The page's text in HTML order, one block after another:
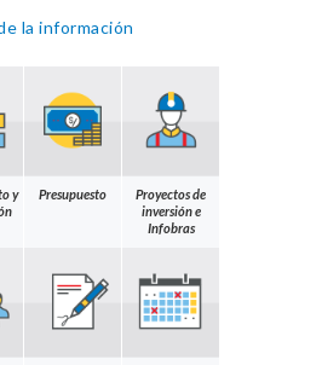
la información
y
Presupuesto
Proyectos de
inversión e
Infobras